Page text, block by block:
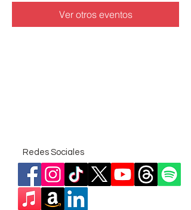
Ver otros eventos
Redes Sociales